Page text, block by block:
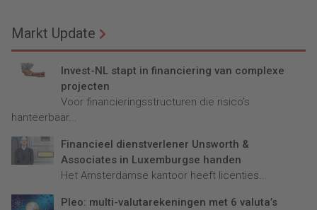
Markt Update
Invest-NL stapt in financiering van complexe
projecten
Voor financieringsstructuren die risico’s
hanteerbaar...
Financieel dienstverlener Unsworth &
Associates in Luxemburgse handen
Het Amsterdamse kantoor heeft licenties...
Pleo: multi-valutarekeningen met 6 valuta’s